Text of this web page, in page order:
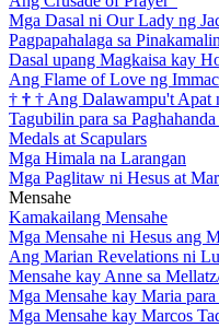
Mga Dasal ni Our Lady ng
Pagpapahalaga sa
Dasal upang Magkaisa kay
Ang Flame of Love ng
† † † Ang Dalawampu't Apat
Tagubilin para sa
Medals at Scapulars
Mga Himala na Larangan
Mga Paglitaw ni Hesus at
Mensahe
Kamakailang Mensahe
Mga Mensahe ni Hesus ang
Ang Marian Revelations ni
Mensahe kay Anne sa
Mga Mensahe kay Maria
Mga Mensahe kay Marcos